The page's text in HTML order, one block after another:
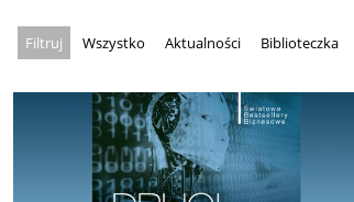
Wszystko Aktualności Biblioteczka